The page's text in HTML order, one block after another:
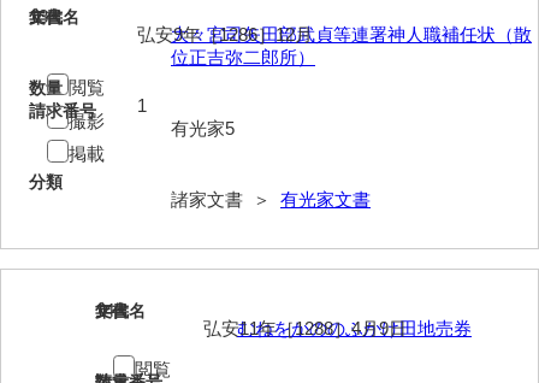
河野英男収集資料
神本正律文書
岸村家文書
木梨家文書
13
文書名
大々宮司矢田部武貞等連署神人職補任状（散
位正吉弥二郎所）
請求番号
有光家5
分類
諸家文書 ＞ 有光家文書
年代
弘安9年［1286］12月
数量
1
閲覧
撮影
掲載
14
文書名
むねをかののふかけ田地売券
年代
弘安11年［1288］4月9日
閲覧